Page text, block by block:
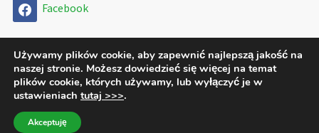
Facebook
Copyright © 2026 QConsultant Arkadiusz Malczyk
Używamy plików cookie, aby zapewnić najlepszą jakość na
naszej stronie. Możesz dowiedzieć się więcej na temat
plików cookie, których używamy, lub wyłączyć je w
ustawieniach tutaj >>>.
Akceptuję